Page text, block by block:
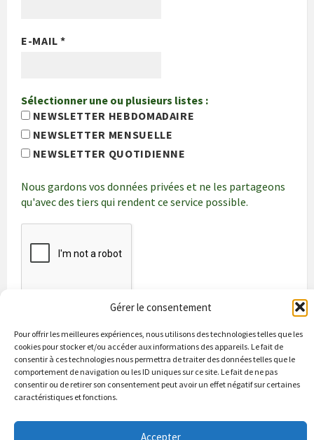
Gérer le consentement
Pour offrir les meilleures expériences, nous utilisons des technologies telles que les
cookies pour stocker et/ou accéder aux informations des appareils. Le fait de
consentir à ces technologies nous permettra de traiter des données telles que le
comportement de navigation ou les ID uniques sur ce site. Le fait de ne pas
consentir ou de retirer son consentement peut avoir un effet négatif sur certaines
caractéristiques et fonctions.
Accepter
E-MAIL*
Sélectionner une ou plusieurs listes :
NEWSLETTER HEBDOMADAIRE
NEWSLETTER MENSUELLE
NEWSLETTER QUOTIDIENNE
Nous gardons vos données privées et ne les partageons
qu'avec des tiers qui rendent ce service possible.